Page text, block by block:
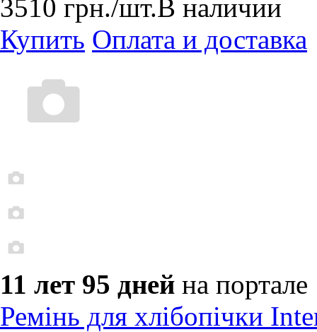
3510 грн./шт.В наличии
Купить Оплата и доставка
11 лет 95 дней на портале
Ремінь для хлібопічки